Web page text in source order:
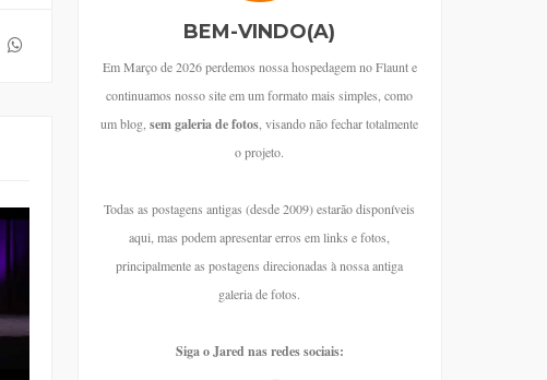
BEM-VINDO(A)
Em Março de 2026 perdemos nossa hospedagem no Flaunt e
continuamos nosso site em um formato mais simples, como
um blog,sem galeria de fotos, visando não fechar totalmente
o projeto.
Todas as postagens antigas (desde 2009) estarão disponíveis
aqui, mas podem apresentar erros em links e fotos,
principalmente as postagens direcionadas à nossa antiga
galeria de fotos.
Siga o Jared nas redes sociais: